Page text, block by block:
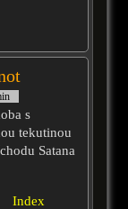
s
tekutinou
Satana
Index